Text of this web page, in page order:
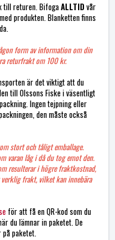
till returen. BifogaALLTID vår
produkten. Blanketten finns
form av information om din
returfrakt om 100 kr.
är det viktigt att du
till Olssons Fiske i väsentligt
Ingen tejpning eller
den måste också
stort och tåligt emballage.
varan låg i då du tog emot den.
resulterar i högre fraktkostnad,
frakt, vilket kan innebära
för att få en QR-kod som du
du lämnar in paketet. De
paketet.